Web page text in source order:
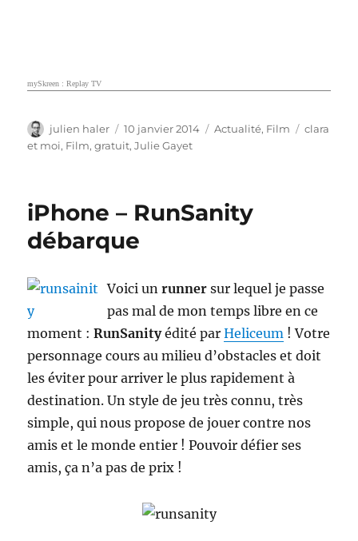
mySkreen : Replay TV
Auteur
julien haler
Publié
le
10 janvier 2014 Catégories
Actualité, Film Étiquettes
clara
et moi, Film,gratuit,Julie Gayet
iPhone – RunSanity
débarque
Voici unrunner sur lequel je passe
pas mal de mon temps libre en ce
moment :RunSanityédité parHeliceum ! Votre
personnage cours au milieu d’obstacles et doit
les éviter pour arriver le plus rapidement à
destination. Un style de jeu très connu, très
simple, qui nous propose de jouer contre nos
amis et le monde entier ! Pouvoir défier ses
amis, ça n’a pas de prix !